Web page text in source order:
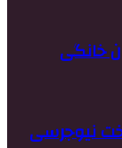
نیوجرسی